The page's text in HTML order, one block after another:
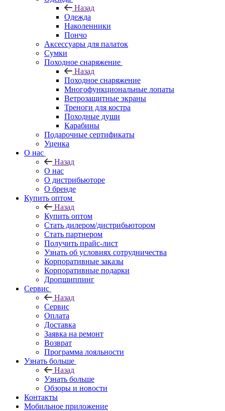
Назад
Одежда
Наколенники
Пончо
Аксессуары для палаток
Сумки
Походное снаряжение
Назад
Походное снаряжение
Многофункциональные лопаты
Ветрозащитные экраны
Треноги для костра
Походные души
Карабины
Подарочные сертификаты
Уценка
О нас
Назад
О нас
О дистрибьюторе
О бренде
Купить оптом
Назад
Купить оптом
Стать дилером/дистрибьютором
Стать партнером
Получить прайс-лист
Узнать об условиях сотрудничества
Корпоративные заказы
Корпоративные подарки
Дропшиппинг
Сервис
Назад
Сервис
Оплата
Доставка
Заявка на ремонт
Возврат
Программа лояльности
Узнать больше
Назад
Узнать больше
Обзоры и новости
Контакты
Мобильное приложение